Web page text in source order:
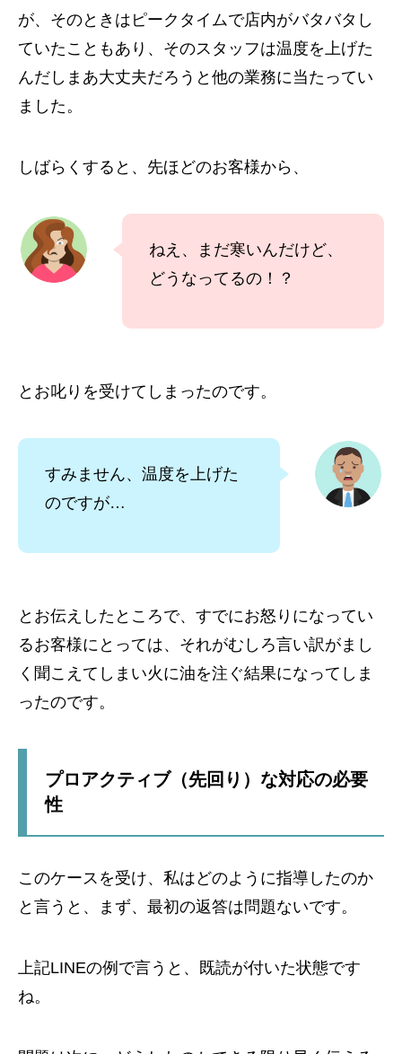
が、そのときはピークタイムで店内がバタバタし
ていたこともあり、そのスタッフは温度を上げた
んだしまあ大丈夫だろうと他の業務に当たってい
ました。
しばらくすると、先ほどのお客様から、
ねえ、まだ寒いんだけど、
どうなってるの！？
とお叱りを受けてしまったのです。
すみません、温度を上げた
のですが…
とお伝えしたところで、すでにお怒りになってい
るお客様にとっては、それがむしろ言い訳がまし
く聞こえてしまい火に油を注ぐ結果になってしま
ったのです。
プロアクティブ（先回り）な対応の必要
性
このケースを受け、私はどのように指導したのか
と言うと、まず、最初の返答は問題ないです。
上記LINEの例で言うと、既読が付いた状態です
ね。